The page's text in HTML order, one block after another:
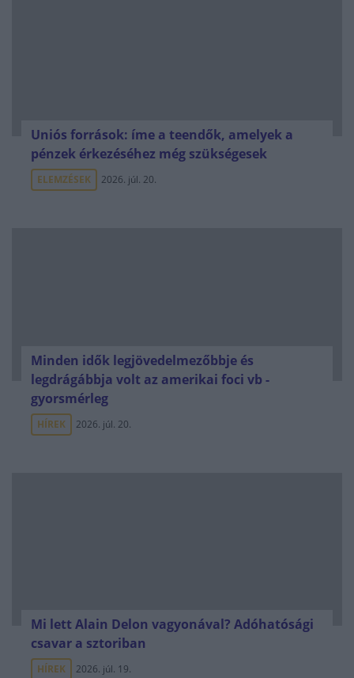
Uniós források: íme a teendők, amelyek a
pénzek érkezéséhez még szükségesek
ELEMZÉSEK 2026. júl. 20.
Minden idők legjövedelmezőbbje és
legdrágábbja volt az amerikai foci vb -
gyorsmérleg
HÍREK 2026. júl. 20.
Mi lett Alain Delon vagyonával? Adóhatósági
csavar a sztoriban
HÍREK 2026. júl. 19.